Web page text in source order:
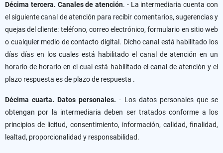
Décima tercera. Canales de atención. - La intermediaria cuenta con
el siguiente canal de atención para recibir comentarios, sugerencias y
quejas del cliente: teléfono, correo electrónico, formulario en sitio web
o cualquier medio de contacto digital. Dicho canal está habilitado los
días días en los cuales está habilitado el canal de atención en un
horario de horario en el cual está habilitado el canal de atención y el
plazo respuesta es de plazo de respuesta .
Décima cuarta. Datos personales. - Los datos personales que se
obtengan por la intermediaria deben ser tratados conforme a los
principios de licitud, consentimiento, información, calidad, finalidad,
lealtad, proporcionalidad y responsabilidad.